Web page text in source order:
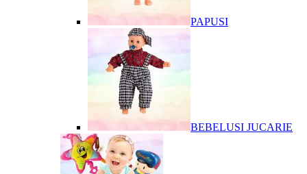
PAPUSI
BEBELUSI JUCARIE